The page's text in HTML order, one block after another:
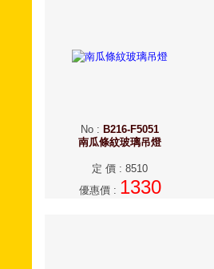
No : B216-F5051
南瓜條紋玻璃吊燈
定 價 : 8510
優惠價: 1330